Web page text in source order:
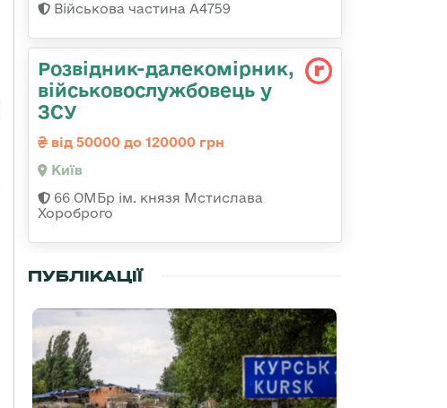
Військова частина А4759
Розвідник-далекомірник,
військовослужбовець у
ЗСУ
від 50000 до 120000 грн
Київ
66 ОМБр ім. князя Мстислава
Хороброго
ПУБЛІКАЦІЇ